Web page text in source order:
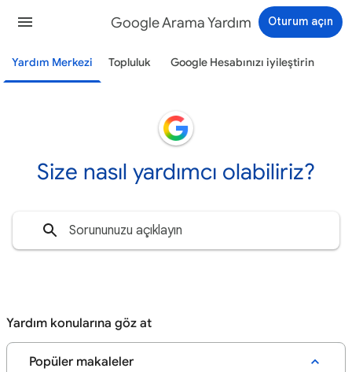
Google Arama Yardım Oturum açın
Yardım Merkezi Topluluk Google Hesabınızı iyileştirin
Size nasıl yardımcı olabiliriz?
Yardım konularına göz at
Popüler makaleler